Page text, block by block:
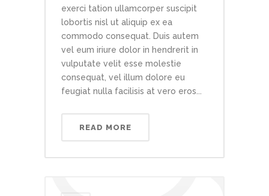
exerci tation ullamcorper suscipit
lobortis nisl ut aliquip ex ea
commodo consequat. Duis autem
vel eum iriure dolor in hendrerit in
vulputate velit esse molestie
consequat, vel illum dolore eu
feugiat nulla facilisis at vero eros...
READ MORE